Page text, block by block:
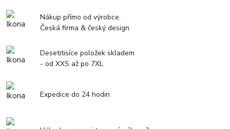
Nákup přímo od výrobce.
Česká firma & český design
Desetitisíce položek skladem
- od XXS až po 7XL
Expedice do 24 hodin